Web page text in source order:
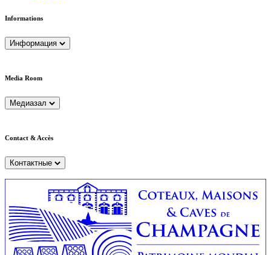
Informations
Информация
Media Room
Медиазал
Contact & Accès
Контактные